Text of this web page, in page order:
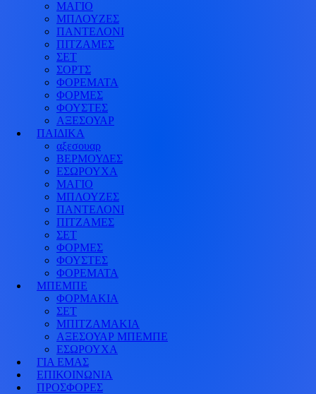
ΜΑΓΙΟ
ΜΠΛΟΥΖΕΣ
ΠΑΝΤΕΛΟΝΙ
ΠΙΤΖΑΜΕΣ
ΣΕΤ
ΣΟΡΤΣ
ΦΟΡΕΜΑΤΑ
ΦΟΡΜΕΣ
ΦΟΥΣΤΕΣ
ΑΞΕΣΟΥΑΡ
ΠΑΙΔΙΚΑ
αξεσουαρ
ΒΕΡΜΟΥΔΕΣ
ΕΣΩΡΟΥΧΑ
ΜΑΓΙΟ
ΜΠΛΟΥΖΕΣ
ΠΑΝΤΕΛΟΝΙ
ΠΙΤΖΑΜΕΣ
ΣΕΤ
ΦΟΡΜΕΣ
ΦΟΥΣΤΕΣ
ΦΟΡΕΜΑΤΑ
ΜΠΕΜΠΕ
ΦΟΡΜΑΚΙΑ
ΣΕΤ
ΜΠΙΤΖΑΜΑΚΙΑ
ΑΞΕΣΟΥΑΡ ΜΠΕΜΠΕ
ΕΣΩΡΟΥΧΑ
ΓΙΑ ΕΜΑΣ
ΕΠΙΚΟΙΝΩΝΙΑ
ΠΡΟΣΦΟΡΕΣ
Η ηλ. διεύθυνση σας δεν δημοσιεύεται.
σημειώνονται με*
Αποθήκευσε το όνομά μου, email, και τον ιστότοπο μου σε
αυτόν τον πλοηγό για την επόμενη φορά που θα σχολιάσω.
Δημοσίευση Σχολίου